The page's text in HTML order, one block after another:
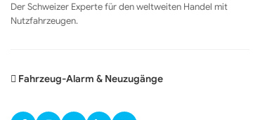
Der Schweizer Experte für den weltweiten Handel mit
Nutzfahrzeugen.
Fahrzeug-Alarm & Neuzugänge